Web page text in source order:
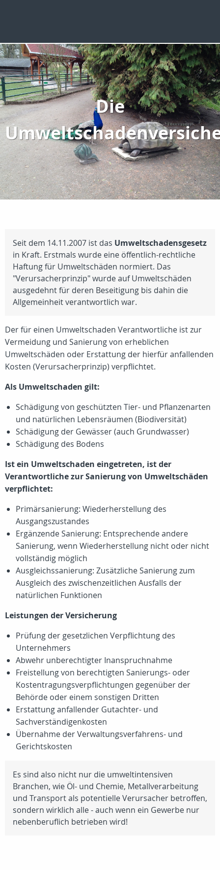
Die
Seit dem 14.11.2007 ist das Umweltschadensgesetz
in Kraft. Erstmals wurde eine öffentlich-rechtliche
Haftung für Umweltschäden normiert. Das
"Verursacherprinzip" wurde auf Umweltschäden
ausgedehnt für deren Beseitigung bis dahin die
Allgemeinheit verantwortlich war.
Der für einen Umweltschaden Verantwortliche ist zur
Vermeidung und Sanierung von erheblichen
Umweltschäden oder Erstattung der hierfür anfallenden
Kosten (Verursacherprinzip) verpflichtet.
Als Umweltschaden gilt:
Schädigung von geschützten Tier- und Pflanzenarten
und natürlichen Lebensräumen (Biodiversität)
Schädigung der Gewässer (auch Grundwasser)
Schädigung des Bodens
Ist ein Umweltschaden eingetreten, ist der
Verantwortliche zur Sanierung von Umweltschäden
verpflichtet:
Primärsanierung: Wiederherstellung des
Ausgangszustandes
Ergänzende Sanierung: Entsprechende andere
Sanierung, wenn Wiederherstellung nicht oder nicht
vollständig möglich
Ausgleichssanierung: Zusätzliche Sanierung zum
Ausgleich des zwischenzeitlichen Ausfalls der
natürlichen Funktionen
Leistungen der Versicherung
Prüfung der gesetzlichen Verpflichtung des
Unternehmers
Abwehr unberechtigter Inanspruchnahme
Freistellung von berechtigten Sanierungs- oder
Kostentragungsverpflichtungen gegenüber der
Behörde oder einem sonstigen Dritten
Erstattung anfallender Gutachter- und
Sachverständigenkosten
Übernahme der Verwaltungsverfahrens- und
Gerichtskosten
Es sind also nicht nur die umweltintensiven
Branchen, wie Öl- und Chemie, Metallverarbeitung
und Transport als potentielle Verursacher betroffen,
sondern wirklich alle - auch wenn ein Gewerbe nur
nebenberuflich betrieben wird!